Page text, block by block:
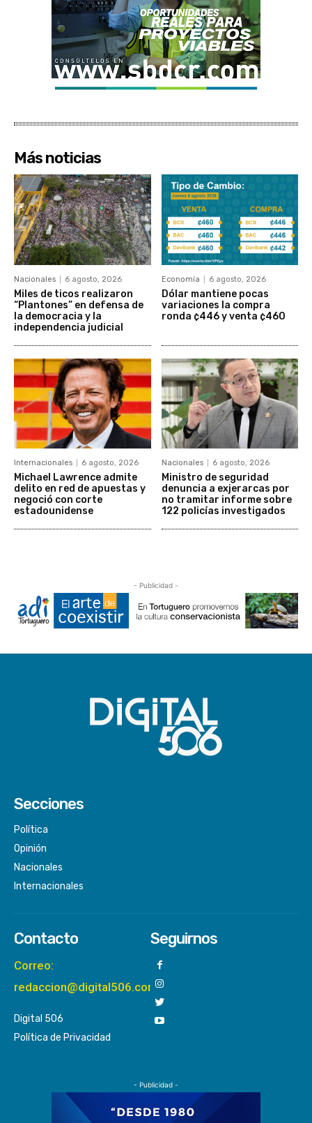
Más noticias
Nacionales 6 agosto, 2026
Miles de ticos realizaron
“Plantones” en defensa de
la democracia y la
independencia judicial
Economía 6 agosto, 2026
Dólar mantiene pocas
variaciones la compra
ronda ¢446 y venta ¢460
Internacionales 6 agosto, 2026
Michael Lawrence admite
delito en red de apuestas y
negoció con corte
estadounidense
Nacionales 6 agosto, 2026
Ministro de seguridad
denuncia a exjerarcas por
no tramitar informe sobre
122 policías investigados
- Publicidad -
Secciones
Política
Opinión
Nacionales
Internacionales
Contacto
Correo:
redaccion@digital506.com
Digital 506
Política de Privacidad
Seguirnos
- Publicidad -